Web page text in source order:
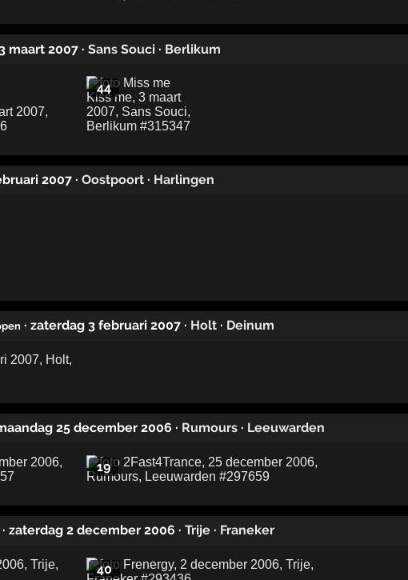
maart 2007 · Sans Souci · Berlikum
44
2007 · Oostpoort · Harlingen
· zaterdag 3 februari 2007 · Holt · Deinum
25 december 2006 · Rumours · Leeuwarden
19
· zaterdag 2 december 2006 · Trije · Franeker
40